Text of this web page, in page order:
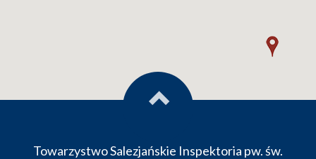
Towarzystwo Salezjańskie Inspektoria pw. św.